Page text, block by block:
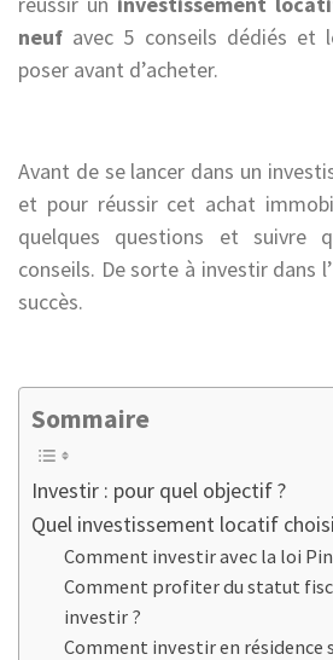
neuf avec 5 conseils dédiés et
poser avant d’acheter.
Avant de se lancer dans un
et pour réussir cet achat
quelques questions et suivre
conseils. De sorte à investir dans
succès.
Sommaire
Investir : pour quel objectif ?
Quel investissement locatif
Comment investir avec la loi
Comment profiter du statut
investir ?
Comment investir en résidence